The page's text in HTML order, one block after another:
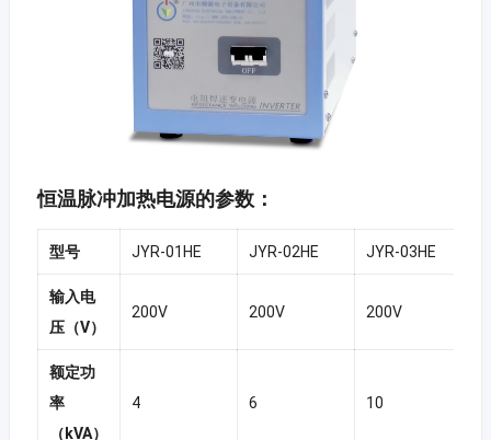
恒温脉冲加热电源的参数：
型号 JYR-01HE JYR-02HE JYR-03HE
输入电
压（V）
200V 200V 200V
额定功
率
（kVA）
4 6 10